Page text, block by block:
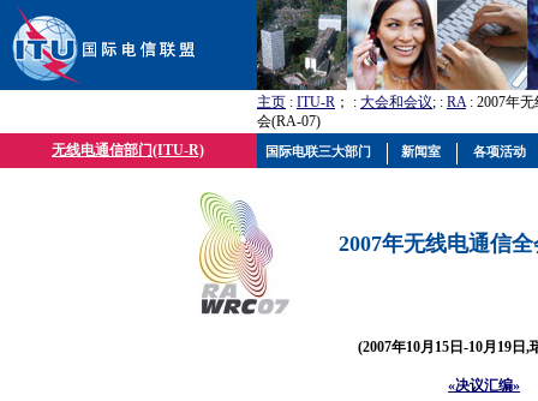
主页 : ITU-R ； : 大会和会议; : RA: 2007年
会(RA-07)
无线电通信部门(ITU-R)
2007年无线电通信
(2007年10月15日-10月19日,
«决议汇编»
国际电联三大部门 新闻室 各项活动